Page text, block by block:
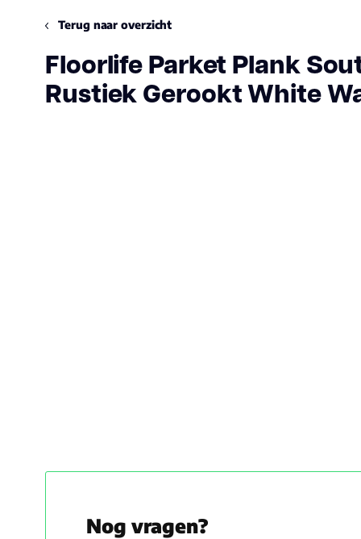
Terug naar overzicht
Floorlife Parket Plank
Rustiek Gerookt White
Nog vragen?